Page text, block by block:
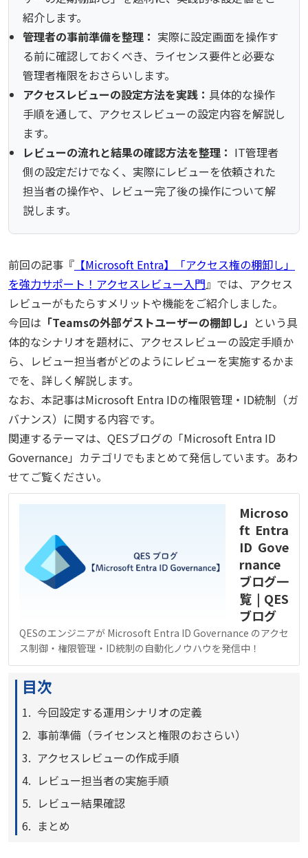
紹介します。
管理者の事前準備を整理： 実際に設定画面を操作す
る前に確認しておくべき、ライセンス要件と必要な
管理者権限をおさらいします。
アクセスレビューの設定方法を実践： 具体的な操作
手順を通して、アクセスレビューの設定内容を解説し
ます。
レビューの流れと結果の確認方法を整理： IT管理者
側の設定だけでなく、実際にレビューを依頼された
担当者の操作や、レビュー完了後の操作について解
説します。
前回の記事『 【Microsoft Entra】「アクセス権の棚卸し」
を強力サポート！アクセスレビュー入門』では、アクセス
レビューがもたらすメリットや機能をご紹介しました。
今回は 「Teamsの外部ゲストユーザーの棚卸し」 という具
体的なシナリオを題材に、アクセスレビューの設定手順か
ら、レビュー担当者がどのようにレビューを実施するかま
でを、詳しく解説します。
なお、本記事はMicrosoft Entra IDの権限管理・ID統制（ガ
バナンス）に関する内容です。
関連するテーマは、QESブログの「Microsoft Entra ID
Governance」カテゴリでもまとめて発信しています。あわ
せてご覧ください。
Microso
ft Entra
ID Gove
rnance
ブログ一
覧 | QES
ブログ
QESのエンジニアが Microsoft Entra ID Governance のアクセ
ス制御・権限管理・ID統制の自動化ノウハウを発信中！
目次
今回設定する運用シナリオの定義
事前準備（ライセンスと権限のおさらい）
アクセスレビューの作成手順
レビュー担当者の実施手順
レビュー結果確認
まとめ